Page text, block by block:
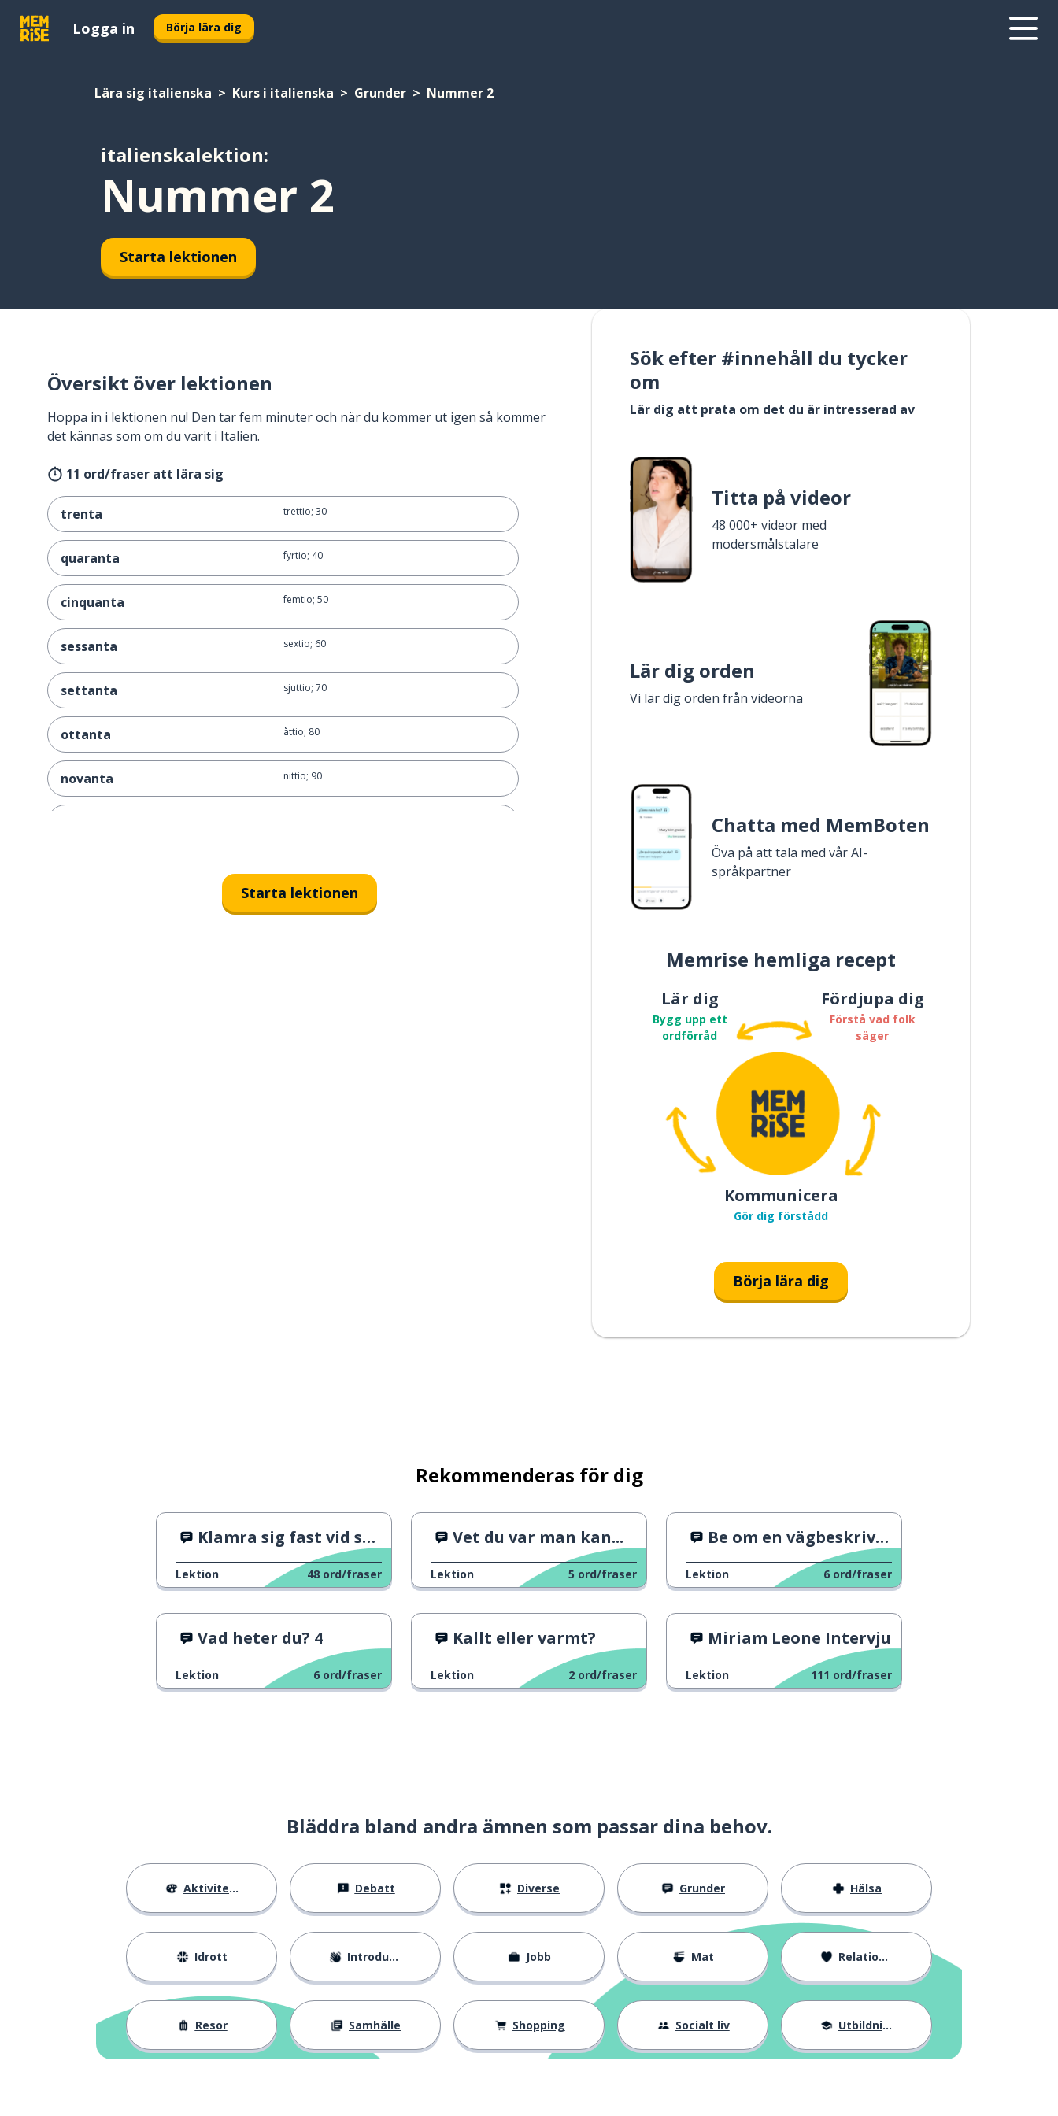
Logga in Börja lära dig
Lära sig italienska Kurs i italienska Grunder Nummer 2
italienskalektion:
Nummer 2
Starta lektionen
Översikt över lektionen
Hoppa in i lektionen nu! Den tar fem minuter och när du kommer ut igen så kommer
det kännas som om du varit i Italien.
11 ord/fraser att lära sig
trenta trettio; 30
quaranta fyrtio; 40
cinquanta femtio; 50
sessanta sextio; 60
settanta sjuttio; 70
ottanta åttio; 80
novanta nittio; 90
Starta lektionen
Sök efter #innehåll du tycker
om
Lär dig att prata om det du är intresserad av
Titta på videor
48 000+ videor med
modersmålstalare
Lär dig orden
Vi lär dig orden från videorna
Chatta med MemBoten
Öva på att tala med vår AI-
språkpartner
Memrise hemliga recept
Lär dig
Bygg upp ett
ordförråd
Fördjupa dig
Förstå vad folk
säger
Kommunicera
Gör dig förstådd
Börja lära dig
Rekommenderas för dig
Klamra sig fast vid små möjligheter
Lektion 48 ord/fraser
Vet du var man kan...
Lektion 5 ord/fraser
Be om en vägbeskrivning
Lektion 6 ord/fraser
Vad heter du? 4
Lektion 6 ord/fraser
Kallt eller varmt?
Lektion 2 ord/fraser
Miriam Leone Intervju
Lektion 111 ord/fraser
Bläddra bland andra ämnen som passar dina behov.
Aktiviteter Debatt Diverse Grunder Hälsa
Idrott Introduktion Jobb Mat Relationer
Resor Samhälle Shopping Socialt liv Utbildning